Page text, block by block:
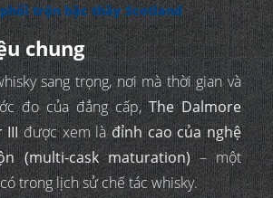
trộn bậc thầy Scotland
chung
sang trọng, nơi mà thời gian và
đo của đẳng cấp,The Dalmore
IIIđược xem làđỉnh cao của nghệ
(multi-cask maturation)– một
trong lịch sử chế tác whisky.